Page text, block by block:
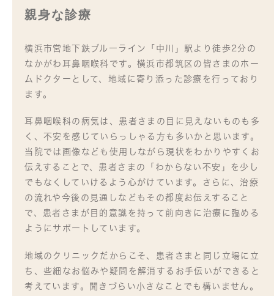
親身な診療
横浜市営地下鉄ブルーライン「中川」駅より徒歩2分の
なかがわ耳鼻咽喉科です。横浜市都筑区の皆さまのホー
ムドクターとして、地域に寄り添った診療を行っており
ます。
耳鼻咽喉科の病気は、患者さまの目に見えないものも多
く、不安を感じていらっしゃる方も多いかと思います。
当院では画像なども使用しながら現状をわかりやすくお
伝えすることで、患者さまの「わからない不安」を少し
でもなくしていけるよう心がけています。さらに、治療
の流れや今後の見通しなどもその都度お伝えすること
で、患者さまが目的意識を持って前向きに治療に臨める
ようにサポートしています。
地域のクリニックだからこそ、患者さまと同じ立場に立
ち、些細なお悩みや疑問を解消するお手伝いができると
考えています。聞きづらい小さなことでも構いません。